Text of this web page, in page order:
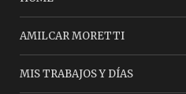
AMILCAR MORETTI
MIS TRABAJOS Y DÍAS